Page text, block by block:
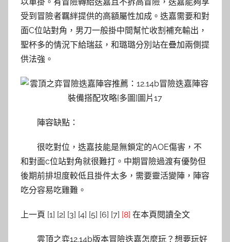
受到冒險者羈絆提供的高額屬性加成。迭嘉需要和對
面C位站對角，男刀一般掛中間幫忙收割補充輸出，
聖杯多的情況下給瑞茲，和璐璐分別站在疊加兩側提
供法強。
陣容缺點：
很吃對位，迭嘉技能是無鎖定的AOE傷害，不
和對面c位站對角就很難打。中期冒險過渡有優勢但
後期前排坦度較低且掛件太多，需要靈活變陣，陣容
吃分容易吃雞難。
上一頁 [1] [2] [3] [4] [5] [6] [7] [8] 在本頁閱讀全文
雲頂之弈12.14b版本冒險迭嘉怎麼玩？想要玩好